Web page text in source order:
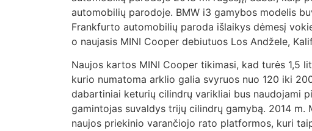
automobilių parodoje. BMW i3 gamybos modelis
Frankfurto automobilių paroda išlaikys dėmesį
o naujasis MINI Cooper debiutuos Los Andžele,
Naujos kartos MINI Cooper tikimasi, kad turės 1,5
kurio numatoma arklio galia svyruos nuo 120 iki
dabartiniai keturių cilindrų varikliai bus naudojami
gamintojas suvaldys trijų cilindrų gamybą. 2014
naujos priekinio varančiojo rato platformos, kuri